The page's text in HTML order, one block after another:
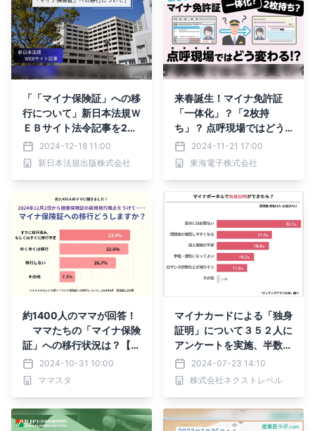
「「マイナ保険証」への移
行について」新日本法規Ｗ
ＥＢサイト法令記事を202
4年12月13日に公開！
2024-12-18 11:00
新日本法規出版株式会社
来春誕生！マイナ免許証
「一体化」？「2枚持
ち」？ 点呼現場ではどう
変わる！？運送業界向け無
料ウェビナー12月20日
(金)開催のお知らせ
2024-11-21 17:00
東海電子株式会社
約1400人のママが回答！
ママたちの「マイナ保険
証」への移行状況は？【マ
マスタアンケート】
2024-10-31 10:00
ママスタ
マイナカードによる「独身
証明」について３５２人に
アンケートを実施、半数は
マッチングアプリへの活用
に賛成
2024-07-23 14:10
株式会社ネクストレベル